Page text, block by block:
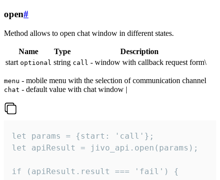
open#
Method allows to open chat window in different states.
Name Type
Description
start optional string call - window with callback request form\
menu - mobile menu with the selection of communication channel
chat - default value with chat window |
let params = {start: 'call'};
let apiResult = jivo_api.open(params);
if (apiResult.result === 'fail') {